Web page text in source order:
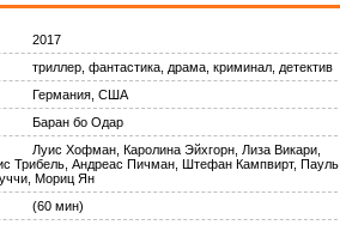
2017
триллер, фантастика, драма, криминал, детектив
Германия, США
Баран бо Одар
Луис Хофман, Каролина Эйхгорн, Лиза Викари,
Трибель, Андреас Пичман, Штефан Кампвирт, Пауль
Мориц Ян
(60 мин)